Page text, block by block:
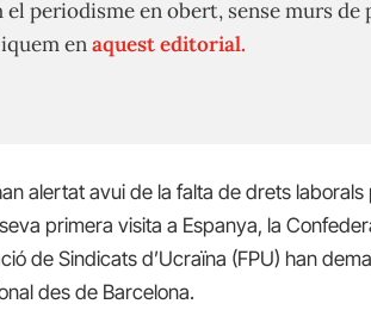
periodisme en obert, sense murs de
enaquest editorial.
alertat avui de la falta de drets
primera visita a Espanya, la
de Sindicats d’Ucraïna (FPU) han
des de Barcelona.